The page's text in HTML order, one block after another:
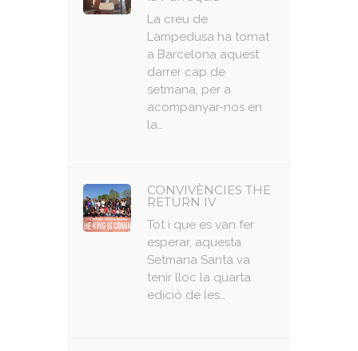
La creu de
Lampedusa ha tornat
a Barcelona aquest
darrer cap de
setmana, per a
acompanyar-nos en
la…
CONVIVÈNCIES THE
RETURN IV
Tot i que es van fer
esperar, aquesta
Setmana Santa va
tenir lloc la quarta
edició de les…